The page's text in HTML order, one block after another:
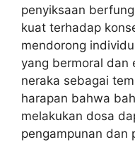
penyiksaan
kuat terhadap
mendorong
yang bermoral dan
neraka sebagai
harapan bahwa
melakukan dosa
pengampunan dan